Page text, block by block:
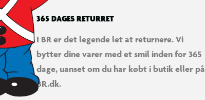
365 DAGES RETURRET
I BR er det legende let at returnere. Vi
bytter dine varer med et smil inden for 365
dage, uanset om du har købt i butik eller på
BR.dk.